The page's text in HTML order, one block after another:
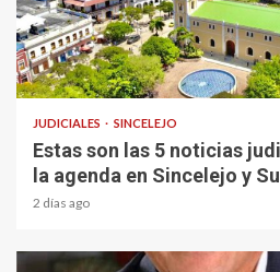
1 min read
JUDICIALES SINCELEJO
Estas son las 5 noticias
la agenda en Sincelejo y
2 días ago